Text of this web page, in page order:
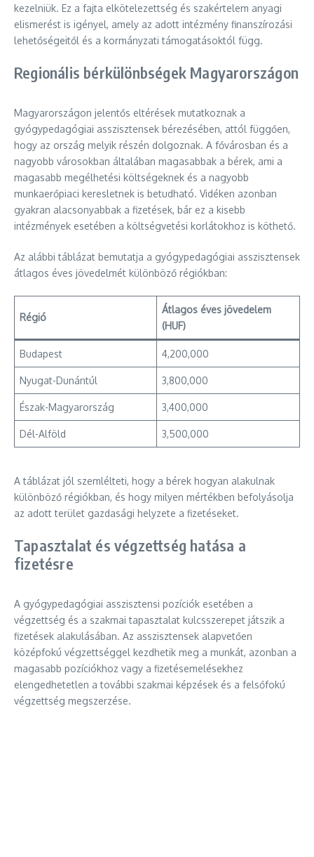
kezelniük. Ez a fajta elkötelezettség és szakértelem anyagi
elismerést is igényel, amely az adott intézmény finanszírozási
lehetőségeitől és a kormányzati támogatásoktól függ.
Regionális bérkülönbségek Magyarországon
Magyarországon jelentős eltérések mutatkoznak a
gyógypedagógiai asszisztensek bérezésében, attól függően,
hogy az ország melyik részén dolgoznak. A fővárosban és a
nagyobb városokban általában magasabbak a bérek, ami a
magasabb megélhetési költségeknek és a nagyobb
munkaerőpiaci keresletnek is betudható. Vidéken azonban
gyakran alacsonyabbak a fizetések, bár ez a kisebb
intézmények esetében a költségvetési korlátokhoz is köthető.
Az alábbi táblázat bemutatja a gyógypedagógiai asszisztensek
átlagos éves jövedelmét különböző régiókban:
Régió
Átlagos éves jövedelem
(HUF)
Budapest 4,200,000
Nyugat-Dunántúl 3,800,000
Észak-Magyarország 3,400,000
Dél-Alföld 3,500,000
A táblázat jól szemlélteti, hogy a bérek hogyan alakulnak
különböző régiókban, és hogy milyen mértékben befolyásolja
az adott terület gazdasági helyzete a fizetéseket.
Tapasztalat és végzettség hatása a
fizetésre
A gyógypedagógiai asszisztensi pozíciók esetében a
végzettség és a szakmai tapasztalat kulcsszerepet játszik a
fizetések alakulásában. Az asszisztensek alapvetően
középfokú végzettséggel kezdhetik meg a munkát, azonban a
magasabb pozíciókhoz vagy a fizetésemelésekhez
elengedhetetlen a további szakmai képzések és a felsőfokú
végzettség megszerzése.